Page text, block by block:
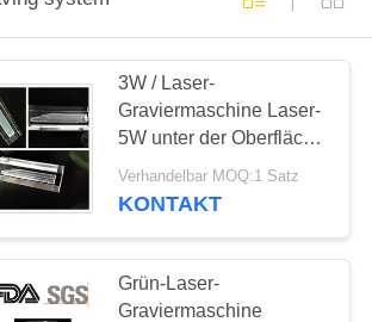
3W / Laser-
Graviermaschine Laser-
5W unter der Oberfläche
liegende Energie-3D
Verhandelbar MOQ:1 Satz
KONTAKT
Grün-Laser-
Graviermaschine